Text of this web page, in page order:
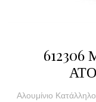
612306
Αλουμίνιο Κατάλληλο